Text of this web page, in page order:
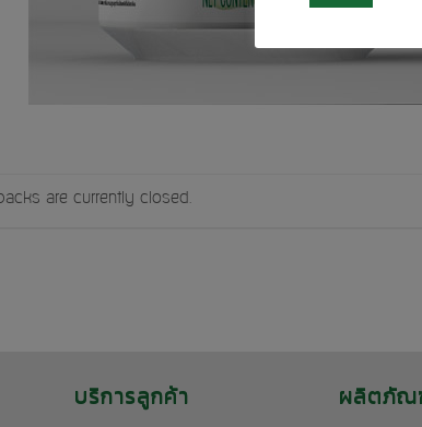
are currently closed.
บริการลูกค้า ผลิตภัณ